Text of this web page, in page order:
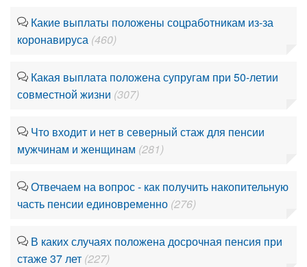
Какие выплаты положены соцработникам из-за
коронавируса (460)
Какая выплата положена супругам при 50-летии
совместной жизни (307)
Что входит и нет в северный стаж для пенсии
мужчинам и женщинам (281)
Отвечаем на вопрос - как получить накопительную
часть пенсии единовременно (276)
В каких случаях положена досрочная пенсия при
стаже 37 лет (227)